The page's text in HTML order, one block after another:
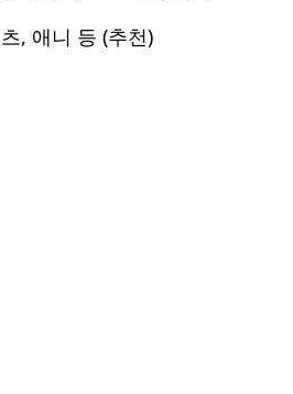
, 애니 등 (추천)